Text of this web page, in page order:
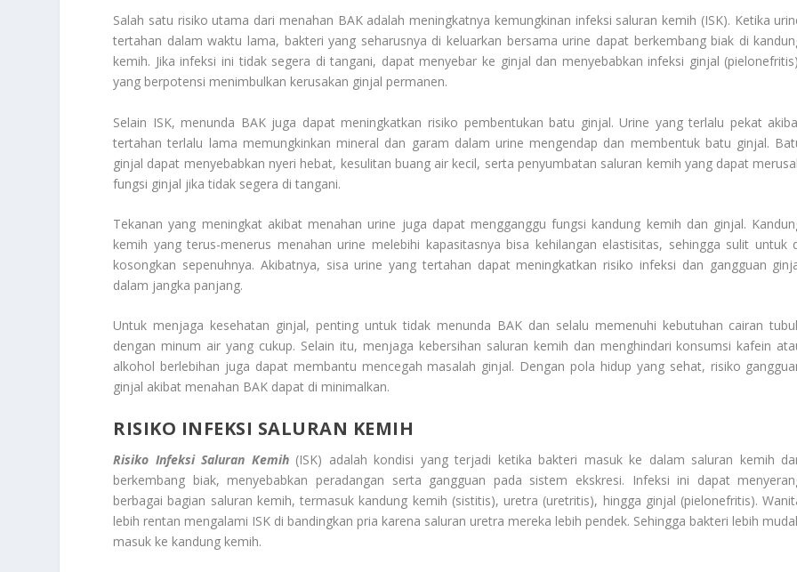
Salah satu risiko utama dari menahan BAK adalah meningkatnya kemungkinan infeksi saluran kemih (ISK). Ketika
tertahan dalam waktu lama, bakteri yang seharusnya di keluarkan bersama urine dapat berkembang biak di
kemih. Jika infeksi ini tidak segera di tangani, dapat menyebar ke ginjal dan menyebabkan infeksi ginjal
yang berpotensi menimbulkan kerusakan ginjal permanen.
Selain ISK, menunda BAK juga dapat meningkatkan risiko pembentukan batu ginjal. Urine yang terlalu pekat
tertahan terlalu lama memungkinkan mineral dan garam dalam urine mengendap dan membentuk batu ginjal.
ginjal dapat menyebabkan nyeri hebat, kesulitan buang air kecil, serta penyumbatan saluran kemih yang dapat
fungsi ginjal jika tidak segera di tangani.
Tekanan yang meningkat akibat menahan urine juga dapat mengganggu fungsi kandung kemih dan ginjal.
kemih yang terus-menerus menahan urine melebihi kapasitasnya bisa kehilangan elastisitas, sehingga sulit untuk
kosongkan sepenuhnya. Akibatnya, sisa urine yang tertahan dapat meningkatkan risiko infeksi dan gangguan
dalam jangka panjang.
Untuk menjaga kesehatan ginjal, penting untuk tidak menunda BAK dan selalu memenuhi kebutuhan cairan
dengan minum air yang cukup. Selain itu, menjaga kebersihan saluran kemih dan menghindari konsumsi kafein
alkohol berlebihan juga dapat membantu mencegah masalah ginjal. Dengan pola hidup yang sehat, risiko
ginjal akibat menahan BAK dapat di minimalkan.
RISIKO INFEKSI SALURAN KEMIH
Risiko Infeksi Saluran Kemih(ISK) adalah kondisi yang terjadi ketika bakteri masuk ke dalam saluran kemih
berkembang biak, menyebabkan peradangan serta gangguan pada sistem ekskresi. Infeksi ini dapat
berbagai bagian saluran kemih, termasuk kandung kemih (sistitis), uretra (uretritis), hingga ginjal (pielonefritis).
lebih rentan mengalami ISK di bandingkan pria karena saluran uretra mereka lebih pendek. Sehingga bakteri lebih
masuk ke kandung kemih.